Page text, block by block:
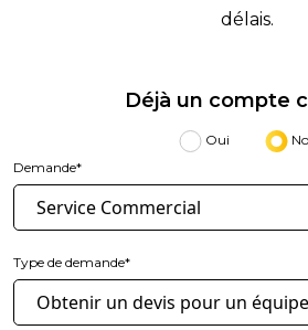
délais.
Déjà un compte
Oui
Demande*
Type de demande*